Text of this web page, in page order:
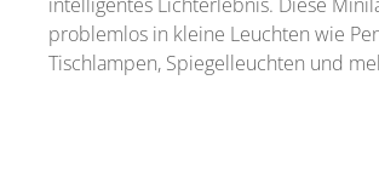
problemlos in kleine Leuchten wie
Tischlampen, Spiegelleuchten und